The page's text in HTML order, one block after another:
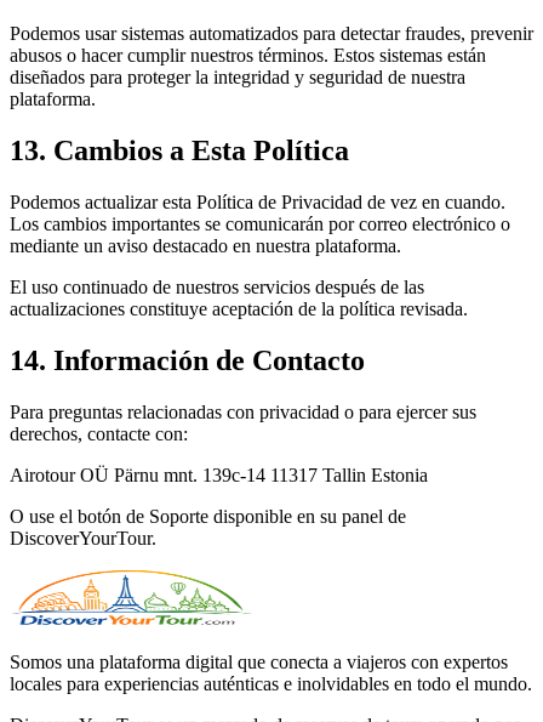
Podemos usar sistemas automatizados para detectar fraudes, prevenir
abusos o hacer cumplir nuestros términos. Estos sistemas están
diseñados para proteger la integridad y seguridad de nuestra
plataforma.
13. Cambios a Esta Política
Podemos actualizar esta Política de Privacidad de vez en cuando.
Los cambios importantes se comunicarán por correo electrónico o
mediante un aviso destacado en nuestra plataforma.
El uso continuado de nuestros servicios después de las
actualizaciones constituye aceptación de la política revisada.
14. Información de Contacto
Para preguntas relacionadas con privacidad o para ejercer sus
derechos, contacte con:
Airotour OÜ Pärnu mnt. 139c-14 11317 Tallin Estonia
O use el botón de Soporte disponible en su panel de
DiscoverYourTour.
Somos una plataforma digital que conecta a viajeros con expertos
locales para experiencias auténticas e inolvidables en todo el mundo.